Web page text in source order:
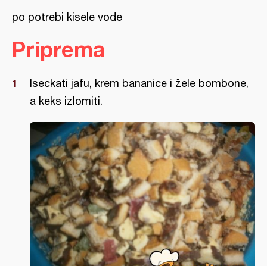
po potrebi kisele vode
Priprema
Iseckati jafu, krem bananice i žele bombone,
a keks izlomiti.